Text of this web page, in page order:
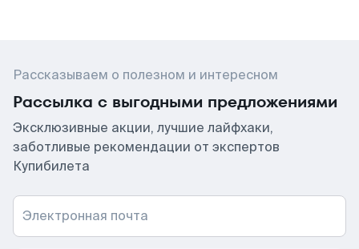
Рассказываем о полезном и интересном
Рассылка с выгодными предложениями
Эксклюзивные акции, лучшие лайфхаки,
заботливые рекомендации от экспертов
Купибилета
Электронная почта